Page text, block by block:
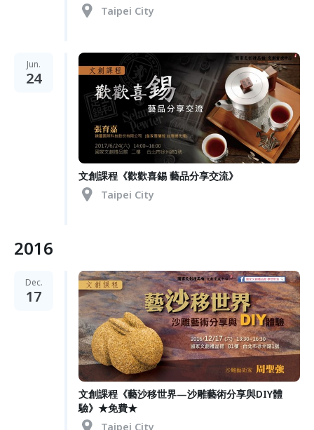
Taipei City
Jun.
24
文創課程《歡歡喜錫 藝品分享交流》
Taipei City
2016
Dec.
17
文創課程《藝沙移世界—沙雕藝術分享與DIY體
驗》★免費★
Taipei City